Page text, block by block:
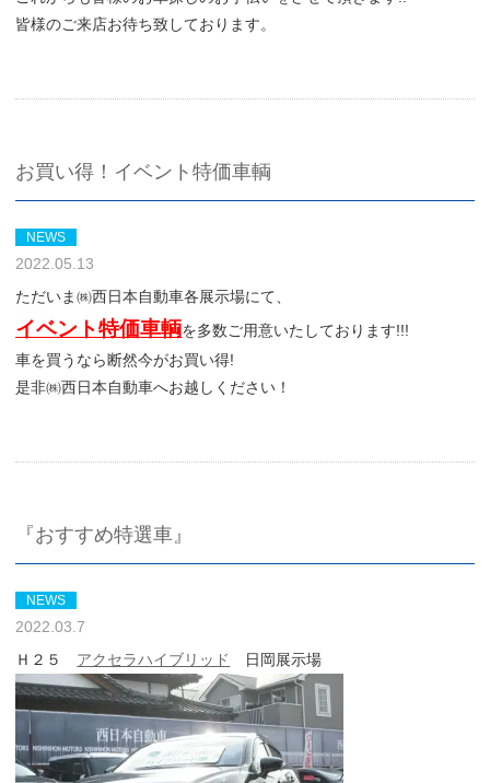
皆様のご来店お待ち致しております。
お買い得！イベント特価車輌
NEWS
2022.05.13
ただいま㈱西日本自動車各展示場にて、
イベント特価車輌を多数ご用意いたしております!!!
車を買うなら断然今がお買い得!
是非㈱西日本自動車へお越しください！
『おすすめ特選車』
NEWS
2022.03.7
Ｈ２５ アクセラハイブリッド 日岡展示場